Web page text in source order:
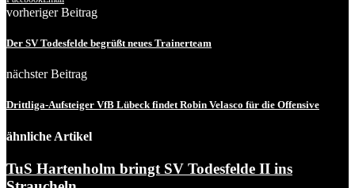
vorheriger Beitrag
Der SV Todesfelde begrüßt neues Trainerteam
nächster Beitrag
Drittliga-Aufsteiger VfB Lübeck findet Robin Velasco für die Offensive
ähnliche Artikel
TuS Hartenholm bringt SV Todesfelde II ins